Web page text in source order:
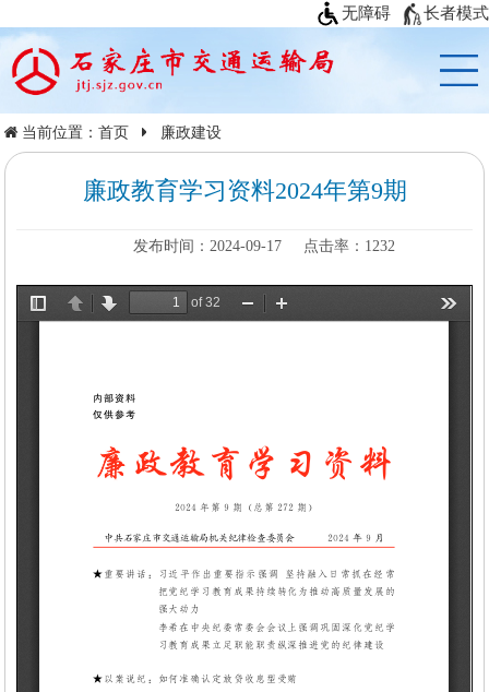
无障碍 长者模式
当前位置：首页 廉政建设
廉政教育学习资料2024年第9期
发布时间：2024-09-17 点击率： 1232